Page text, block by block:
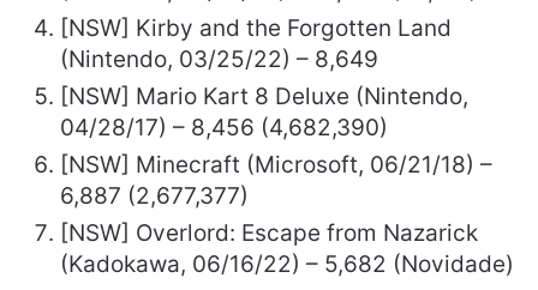
[NSW] Kirby and the Forgotten Land
(Nintendo, 03/25/22) – 8,649
[NSW] Mario Kart 8 Deluxe (Nintendo,
04/28/17) – 8,456 (4,682,390)
[NSW] Minecraft (Microsoft, 06/21/18) –
6,887 (2,677,377)
[NSW] Overlord: Escape from Nazarick
(Kadokawa, 06/16/22) – 5,682 (Novidade)